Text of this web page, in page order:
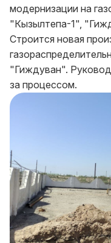
модернизации на
"Кызылтепа-1",
Строится новая
"Гиждуван".
за процессом.